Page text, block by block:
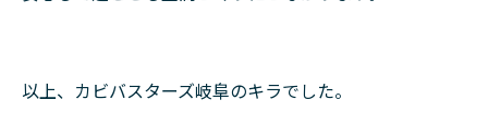
以上、カビバスターズ岐阜のキラでした。